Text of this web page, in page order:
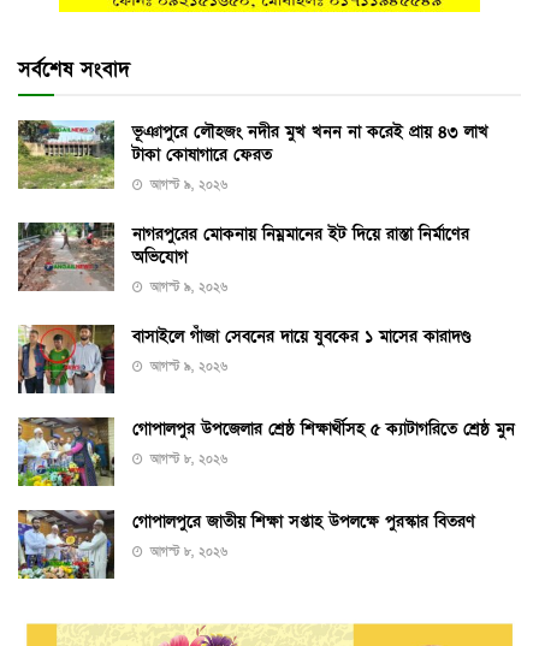
সর্বশেষ সংবাদ
ভূঞাপুরে লৌহজং নদীর মুখ খনন না করেই প্রায় ৪৩ লাখ
টাকা কোষাগারে ফেরত
আগস্ট ৯, ২০২৬
নাগরপুরের মোকনায় নিম্নমানের ইট দিয়ে রাস্তা নির্মাণের
অভিযোগ
আগস্ট ৯, ২০২৬
বাসাইলে গাঁজা সেবনের দায়ে যুবকের ১ মাসের কারাদণ্ড
আগস্ট ৯, ২০২৬
গোপালপুর উপজেলার শ্রেষ্ঠ শিক্ষার্থীসহ ৫ ক্যাটাগরিতে শ্রেষ্ঠ মুন
আগস্ট ৮, ২০২৬
গোপালপুরে জাতীয় শিক্ষা সপ্তাহ উপলক্ষে পুরস্কার বিতরণ
আগস্ট ৮, ২০২৬